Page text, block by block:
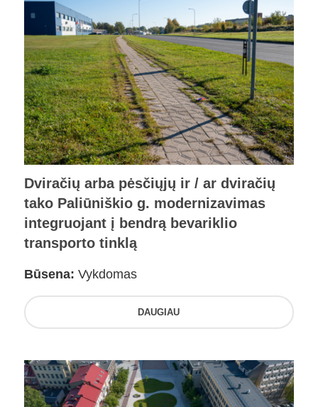
Dviračių arba pėsčiųjų ir / ar dviračių
tako Paliūniškio g. modernizavimas
integruojant į bendrą bevariklio
transporto tinklą
Būsena: Vykdomas
DAUGIAU